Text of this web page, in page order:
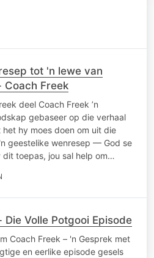
tot 'n lewe van
Coach Freek
deel Coach Freek ’n
gebaseer op die verhaal
hy moes doen om uit die
geestelike wenresep — God se
toepas, jou sal help om…
Die Volle Potgooi Episode
Coach Freek – 'n Gesprek met
en eerlike episode gesels